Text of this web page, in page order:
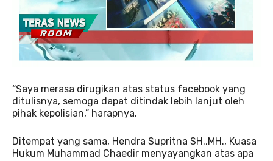
“Saya merasa dirugikan atas status facebook yang
ditulisnya, semoga dapat ditindak lebih lanjut oleh
pihak kepolisian,” harapnya.
Ditempat yang sama, Hendra Supritna SH.,MH., Kuasa
Hukum Muhammad Chaedir menyayangkan atas apa